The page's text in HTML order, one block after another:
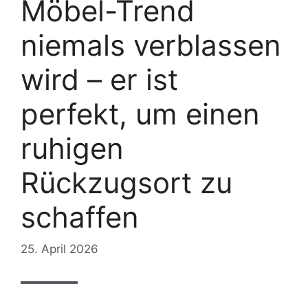
Möbel-Trend
niemals verblassen
wird – er ist
perfekt, um einen
ruhigen
Rückzugsort zu
schaffen
25. April 2026